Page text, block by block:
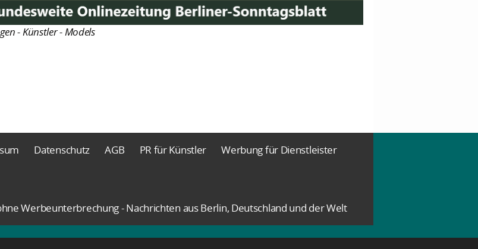
- Künstler - Models
Datenschutz AGB PR für Künstler
Werbung für Dienstleister
Werbeunterbrechung - Nachrichten aus Berlin, Deutschland und der Welt